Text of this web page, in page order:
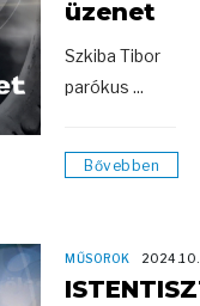
üzenet
Szkiba Tibor
parókus ...
Bővebben
MŰSOROK